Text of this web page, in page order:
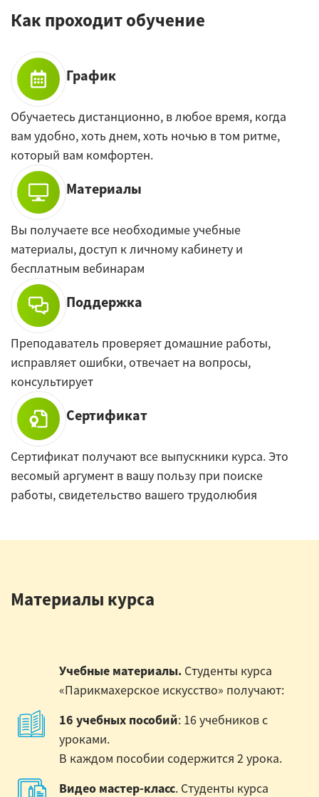
Как проходит обучение
График
Обучаетесь дистанционно, в любое время, когда
вам удобно, хоть днем, хоть ночью в том ритме,
который вам комфортен.
Материалы
Вы получаете все необходимые учебные
материалы, доступ к личному кабинету и
бесплатным вебинарам
Поддержка
Преподаватель проверяет домашние работы,
исправляет ошибки, отвечает на вопросы,
консультирует
Сертификат
Сертификат получают все выпускники курса. Это
весомый аргумент в вашу пользу при поиске
работы, свидетельство вашего трудолюбия
Материалы курса
Учебные материалы. Студенты курса
«Парикмахерское искусство» получают:
16 учебных пособий: 16 учебников с
уроками.
В каждом пособии содержится 2 урока.
Видео мастер-класс. Студенты курса